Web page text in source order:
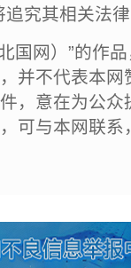
追究其相关法
国网）”的作
并不代表本
，意在为公
可与本网联